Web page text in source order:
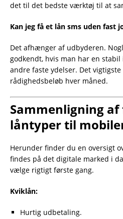
det til det bedste værktøj til at
Kan jeg få et lån sms uden fast
Det afhænger af udbyderen.
godkendt, hvis man har en
andre faste ydelser. Det
rådighedsbeløb hver måned.
Sammenligning
låntyper til
Herunder finder du en oversigt
findes på det digitale marked i
vælge rigtigt første gang.
Kviklån:
Hurtig udbetaling.